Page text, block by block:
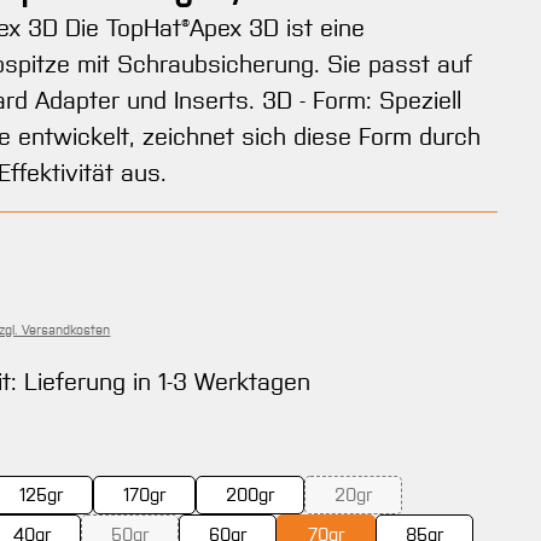
3D Die TopHat®Apex 3D ist eine
mit Schraubsicherung. Sie passt auf
Adapter und Inserts. 3D - Form: Speziell
entwickelt, zeichnet sich diese Form durch
aus.
Versandkosten
Lieferung in 1-3 Werktagen
125gr 170gr 200gr 20gr
(Diese Option ist zurzeit
40gr 50gr 60gr 70gr 85gr